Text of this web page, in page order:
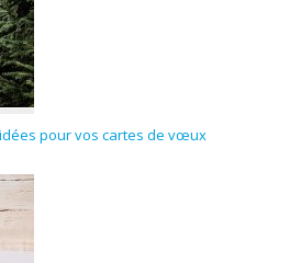
pour vos cartes de vœux